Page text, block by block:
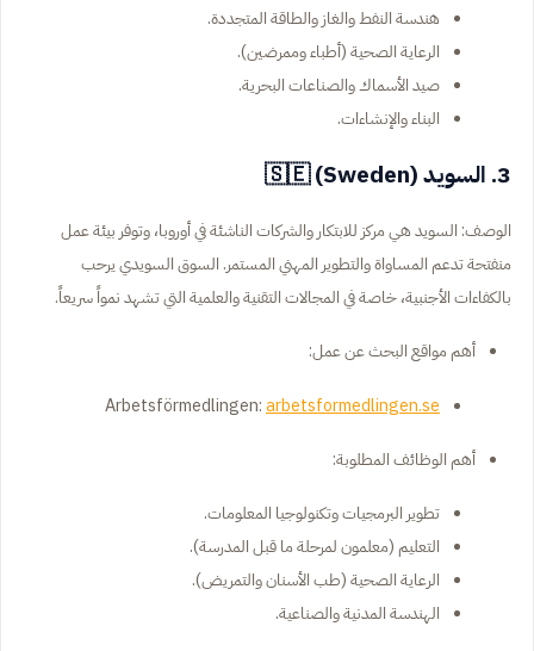
هندسة النفط والغاز والطاقة المتجددة.
الرعاية الصحية (أطباء وممرضين).
صيد الأسماك والصناعات البحرية.
البناء والإنشاءات.
3. السويد (Sweden) 🇸🇪
الوصف: السويد هي مركز للابتكار والشركات الناشئة في أوروبا، وتوفر بيئة عمل
منفتحة تدعم المساواة والتطوير المهني المستمر. السوق السويدي يرحب
بالكفاءات الأجنبية، خاصة في المجالات التقنية والعلمية التي تشهد نمواً سريعاً.
أهم مواقع البحث عن عمل:
Arbetsförmedlingen:arbetsformedlingen.se
أهم الوظائف المطلوبة:
تطوير البرمجيات وتكنولوجيا المعلومات.
التعليم (معلمون لمرحلة ما قبل المدرسة).
الرعاية الصحية (طب الأسنان والتمريض).
الهندسة المدنية والصناعية.